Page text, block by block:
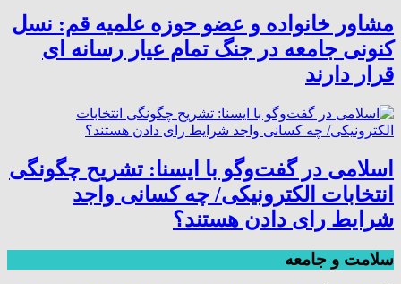
مشاور خانواده و عضو حوزه علمیه قم: نسل
کنونی جامعه در جنگ تمام عیار رسانه ای
قرار دارند
اسلامی در گفت‌وگو با ایسنا: تشریح چگونگی
انتخابات الکترونیکی/ چه کسانی واجد
شرایط رای دادن هستند؟
سلامت و جامعه